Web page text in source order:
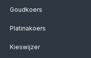
Goudkoers
Platinakoers
Kieswijzer